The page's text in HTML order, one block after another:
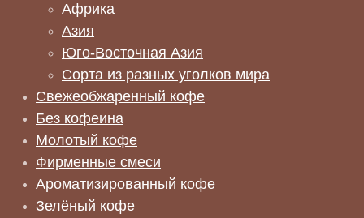
Африка
Азия
Юго-Восточная Азия
Сорта из разных уголков мира
Свежеобжаренный кофе
Без кофеина
Молотый кофе
Фирменные смеси
Ароматизированный кофе
Зелёный кофе